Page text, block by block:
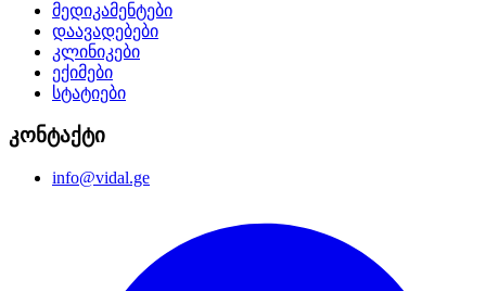
მედიკამენტები
დაავადებები
კლინიკები
ექიმები
სტატიები
კონტაქტი
info@vidal.ge